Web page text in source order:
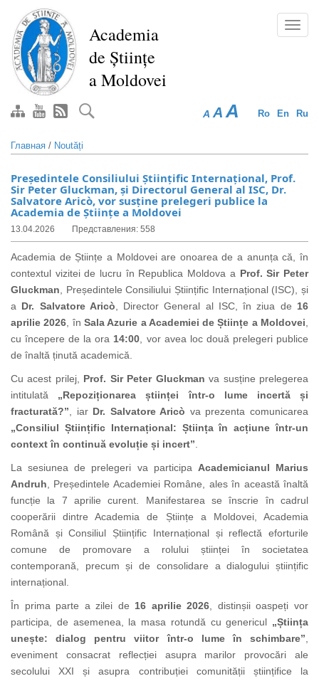
Перейти
основному
содержанию
Academia
de Științe
a Moldovei
Ro En Ru
A A A
Главная / Noutăți
Președintele Consiliului Științific Internațional, Prof.
Sir Peter Gluckman, și Directorul General al ISC, Dr.
Salvatore Aricò, vor susține prelegeri publice la
Academia de Științe a Moldovei
13.04.2026 Представления: 558
Academia de Științe a Moldovei are onoarea de a anunța că, în
contextul vizitei de lucru în Republica Moldova a Prof. Sir Peter
Gluckman , Președintele Consiliului Științific Internațional (ISC), și
a Dr. Salvatore Aricò , Director General al ISC, în ziua de 16
aprilie 2026 , în Sala Azurie a Academiei de Științe a Moldovei
cu începere de la ora 14:00 , vor avea loc două prelegeri publice
de înaltă ținută academică.
Cu acest prilej, Prof. Sir Peter Gluckman va susține prelegerea
intitulată „Repoziționarea științei într-o lume incertă și
fracturată?” , iar Dr. Salvatore Aricò va prezenta comunicarea
„Consiliul Științific Internațional: Știința în acțiune într-un
context în continuă evoluție și incert”
La sesiunea de prelegeri va participa Academicianul Marius
Andruh , Președintele Academiei Române,
ales în această înaltă
funcție la 7 aprilie curent. Manifestarea se înscrie în cadrul
cooperării dintre Academia de Științe a Moldovei, Academia
Română și Consiliul Științific Internațional și reflectă eforturile
comune de promovare a rolului științei în societatea
contemporană, precum și de consolidare a dialogului științific
internațional.
În prima parte a zilei de 16 aprilie 2026 , distinșii oaspeți vor
participa, de asemenea, la masa rotundă cu genericul „Știința
unește: dialog pentru viitor într-o lume în schimbare”
eveniment consacrat reflecției asupra marilor provocări ale
secolului XXI și asupra contribuției comunității științifice la